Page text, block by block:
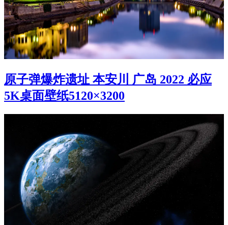
原子弹爆炸遗址 本安川 广岛 2022 必应
5K桌面壁纸5120×3200